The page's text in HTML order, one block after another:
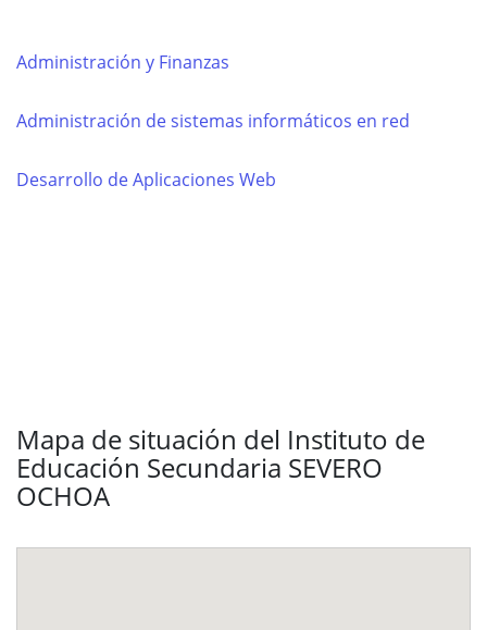
Administración y Finanzas
Administración de sistemas informáticos en red
Desarrollo de Aplicaciones Web
Mapa de situación del Instituto de
Educación Secundaria SEVERO
OCHOA